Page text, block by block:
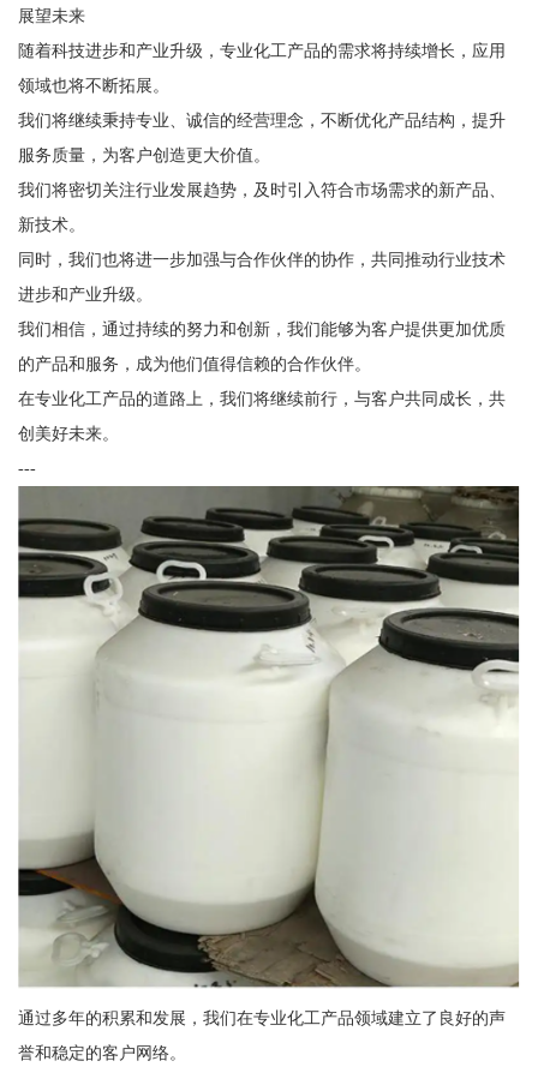
展望未来
随着科技进步和产业升级，专业化工产品的需求将持续增长，应用
领域也将不断拓展。
我们将继续秉持专业、诚信的经营理念，不断优化产品结构，提升
服务质量，为客户创造更大价值。
我们将密切关注行业发展趋势，及时引入符合市场需求的新产品、
新技术。
同时，我们也将进一步加强与合作伙伴的协作，共同推动行业技术
进步和产业升级。
我们相信，通过持续的努力和创新，我们能够为客户提供更加优质
的产品和服务，成为他们值得信赖的合作伙伴。
在专业化工产品的道路上，我们将继续前行，与客户共同成长，共
创美好未来。
---
通过多年的积累和发展，我们在专业化工产品领域建立了良好的声
誉和稳定的客户网络。